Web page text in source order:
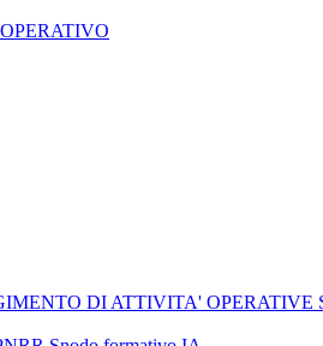
DI ATTIVITA' OPERATIVE